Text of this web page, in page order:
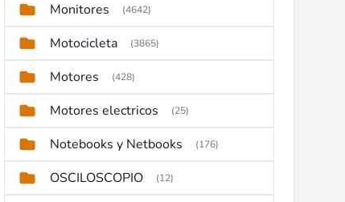
Monitores (4642)
Motocicleta (3865)
Motores (428)
Motores electricos (25)
Notebooks y Netbooks (176)
OSCILOSCOPIO (12)